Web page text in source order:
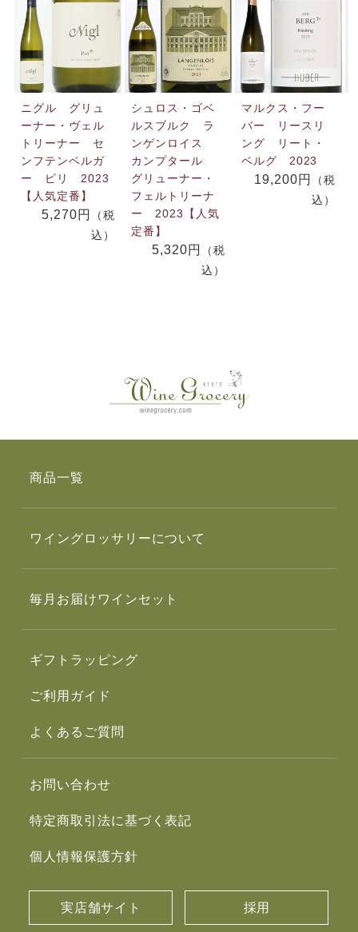
ニグル グリュ
ーナー・ヴェル
トリーナー セ
ンフテンベルガ
ー ピリ 2023
【人気定番】
5,270円
（税
込）
シュロス・ゴベ
ルスブルク ラ
ンゲンロイス
カンプタール
グリューナー・
フェルトリーナ
ー 2023【人気
定番】
5,320円
（税
込）
マルクス・フー
バー リースリ
ング リート・
ベルグ 2023
19,200円
（税
込）
商品一覧
ワイングロッサリーについて
毎月お届けワインセット
ギフトラッピング
ご利用ガイド
よくあるご質問
お問い合わせ
特定商取引法に基づく表記
個人情報保護方針
実店舗サイト 採用